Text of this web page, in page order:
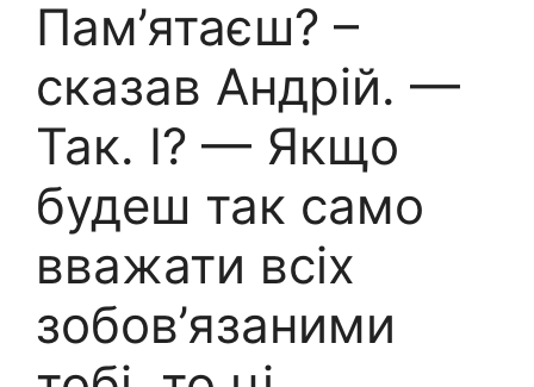
Пам’ятаєш? –
сказав Андрій. —
Так. І? — Якщо
будеш так само
вважати всіх
зобов’язаними